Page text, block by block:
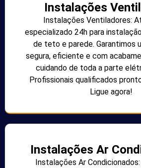
Instalações
Instalações Ventiladores:
especializado 24h para
de teto e parede. Garantimos
segura, eficiente e com
cuidando de toda a parte
Profissionais qualificados
Ligue agora!
Instalações Ar
Instalações Ar